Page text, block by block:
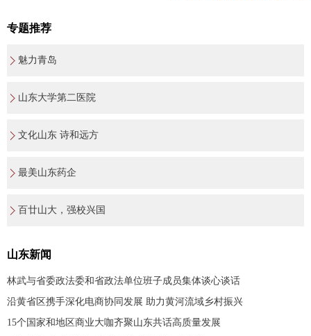
专题推荐
魅力青岛
山东大学第二医院
文化山东 诗和远方
最美山东药企
百廿山大，强校兴国
山东新闻
林武与省委政法委和省政法单位班子成员集体谈心谈话
沿黄省区携手深化电商协同发展 助力黄河流域乡村振兴
15个国家和地区商业大咖齐聚山东共话高质量发展